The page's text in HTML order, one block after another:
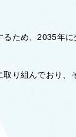
ため、2035年
り組んでおり